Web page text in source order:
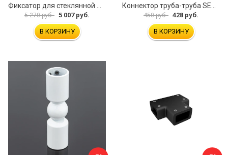
5 270 руб. 5 007 руб.
В КОРЗИНУ
450 руб. 428 руб.
В КОРЗИНУ